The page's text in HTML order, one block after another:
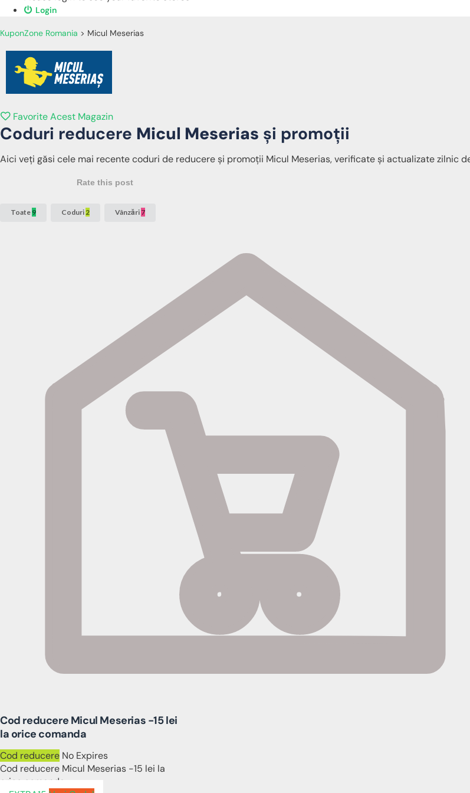
Login
KuponZone Romania > Micul Meserias
Favorite Acest Magazin
Coduri reducere Micul Meserias și promoții
Aici veți găsi cele mai recente coduri de reducere și promoții Micul Meserias, verificate și actualizate zilnic
Rate this post
Toate 9 Coduri2 Vânzări 7
Cod reducere Micul Meserias -15 lei
la orice comanda
Cod reducere No Expires
Cod reducere Micul Meserias -15 lei la
orice comanda